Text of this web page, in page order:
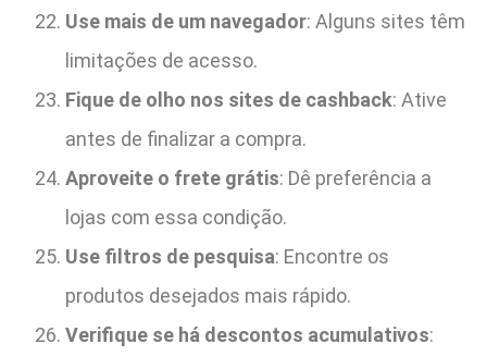
Use mais de um navegador: Alguns sites têm
limitações de acesso.
Fique de olho nos sites de cashback: Ative
antes de finalizar a compra.
Aproveite o frete grátis: Dê preferência a
lojas com essa condição.
Use filtros de pesquisa: Encontre os
produtos desejados mais rápido.
Verifique se há descontos acumulativos: